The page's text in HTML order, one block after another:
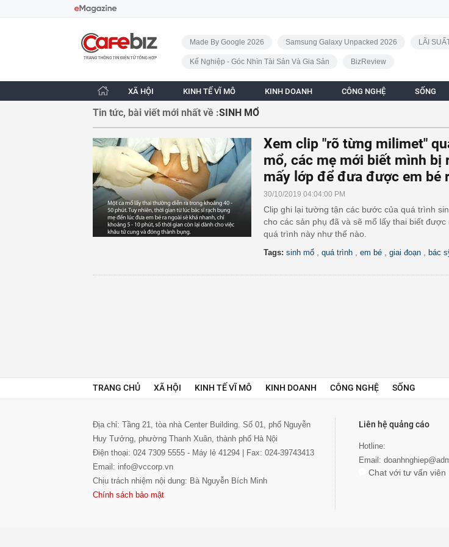
CafeBiz - Trang chủ
Made By Google 2026
Samsung Galaxy Unpacked 2026 LÃI
Kế Nghiệp - Góc Nhìn Tài Sản Và Gia Sản BizReview
XÃ HỘI KINH TẾ VĨ MÔ KINH DOANH CÔNG NGHỆ SỐNG
Tin tức, bài viết mới nhất về :SINH MỔ
Xem clip "rõ từng milimet"
mổ, các mẹ mới biết mình bị
mấy lớp để đưa được em bé
30/10/2019 04:04:00 PM
Clip ghi lại tường tận các bước của quá trình
cho các sản phụ đã và sẽ mổ lấy thai biết được
quá trình này như thế nào.
Tags: sinh mổ quá trình em bé giai đoạn bác
TRANG CHỦ XÃ HỘI KINH TẾ VĨ MÔ KINH DOANH CÔNG NGHỆ SỐNG
Địa chỉ: Tầng 21, tòa nhà Center Building. Số 01, phố Nguyễn
Huy Tưởng, phường Thanh Xuân, thành phố Hà Nội
Điện thoại: 024 7309 5555 - Máy lẻ 41294 | Fax: 024-39743413
Email: info@vccorp.vn
Chịu trách nhiệm nội dung: Bà Nguyễn Bích Minh
Chính sách bảo mật
Liên hệ quảng cáo
Hotline:
Email:
Chat với tư vấn viên